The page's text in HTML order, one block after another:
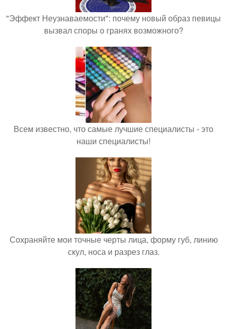
"Эффект Неузнаваемости": почему новый образ певицы
вызвал споры о гранях возможного?
Всем известно, что самые лучшие специалисты - это
наши специалисты!
Сохраняйте мои точные черты лица, форму губ, линию
скул, носа и разрез глаз.